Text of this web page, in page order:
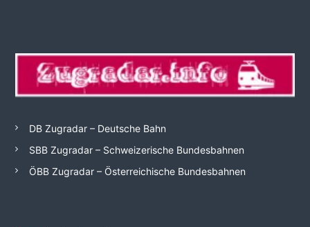
DB Zugradar – Deutsche Bahn
SBB Zugradar – Schweizerische Bundesbahnen
ÖBB Zugradar – Österreichische Bundesbahnen